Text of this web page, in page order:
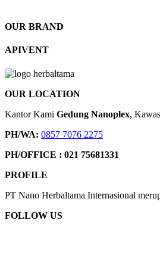
OUR BRAND
APIVENT
OUR LOCATION
Kantor Kami Gedung Nanoplex,
PH/WA: 0857 7076 2275
PH/OFFICE : 021 75681331
PROFILE
PT Nano Herbaltama Internasional
FOLLOW US